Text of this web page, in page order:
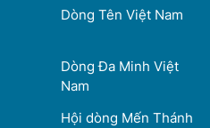
Dòng Tên Việt Nam
Dòng Đa Minh Việt
Nam
Hội dòng Mến Thánh